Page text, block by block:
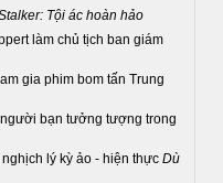
Tội ác hoàn hảo
làm chủ tịch ban giám
gia phim bom tấn Trung
bạn tưởng tượng trong
lý kỳ ảo - hiện thực Dù